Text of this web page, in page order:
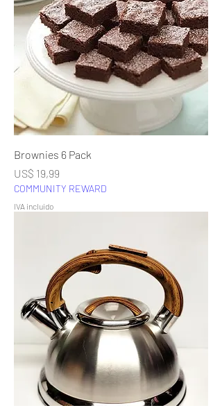
Brownies 6 Pack
Precio
US$ 19,99
COMMUNITY REWARD
IVA incluido